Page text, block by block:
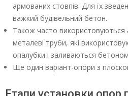
армованих стовпів. Для їх
важкий будівельний бетон.
Також часто використовуються
металеві труби, які
опалубки і заливаються
Ще один варіант-опори з